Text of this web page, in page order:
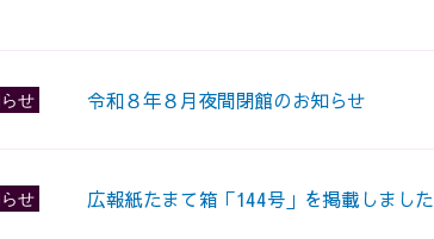
せ 令和８年８月夜間閉館のお知らせ
せ 広報紙たまて箱「144号」を掲載しました